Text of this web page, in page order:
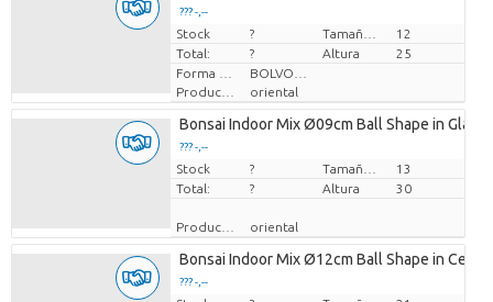
??? -,--
Precio por pieza
Stock ?
12
Total:
? Altura
25
Productor
oriental
Bonsai Indoor Mix Ø09cm Ball Shape in Glass
??? -,--
Precio por pieza
Stock ?
13
Total:
? Altura 30
Productor oriental
Bonsai Indoor Mix Ø12cm Ball Shape in
??? -,--